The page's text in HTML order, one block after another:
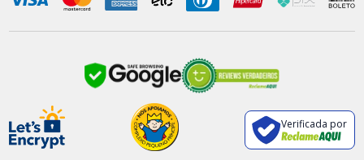
Verificada por